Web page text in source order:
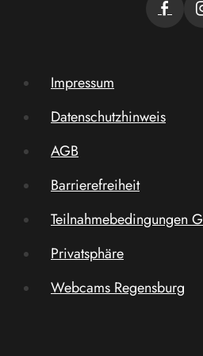
Impressum
Datenschutzhinweis
AGB
Barrierefreiheit
Teilnahmebedingungen
Privatsphäre
Webcams Regensburg